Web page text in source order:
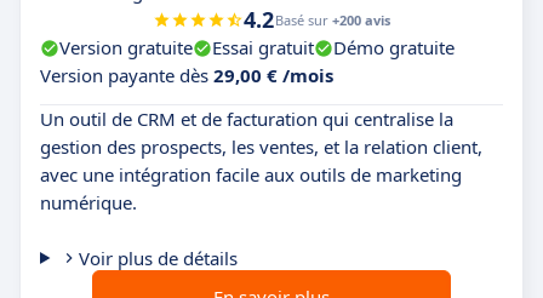
4.2Basé sur +200 avis
Version gratuite Essai gratuit
Démo gratuite
Version payante dès 29,00 € /mois
Un outil de CRM et de facturation qui centralise la
gestion des prospects, les ventes, et la relation client,
avec une intégration facile aux outils de marketing
numérique.
Voir plus de détails